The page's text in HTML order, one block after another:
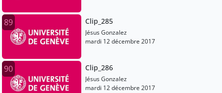
89 Clip_285
Jésus Gonzalez
mardi 12 décembre 2017
90 Clip_286
Jésus Gonzalez
mardi 12 décembre 2017